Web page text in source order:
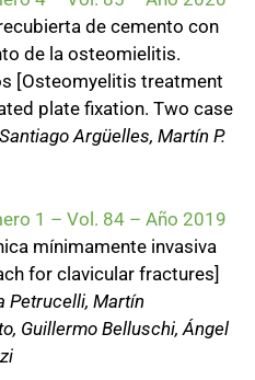
de cemento con
de la osteomielitis.
[Osteomyelitis treatment
plate fixation. Two case
Argüelles, Martín P.
1 – Vol. 84 – Año 2019
mínimamente invasiva
for clavicular fractures]
Petrucelli, Martín
Guillermo Belluschi, Ángel